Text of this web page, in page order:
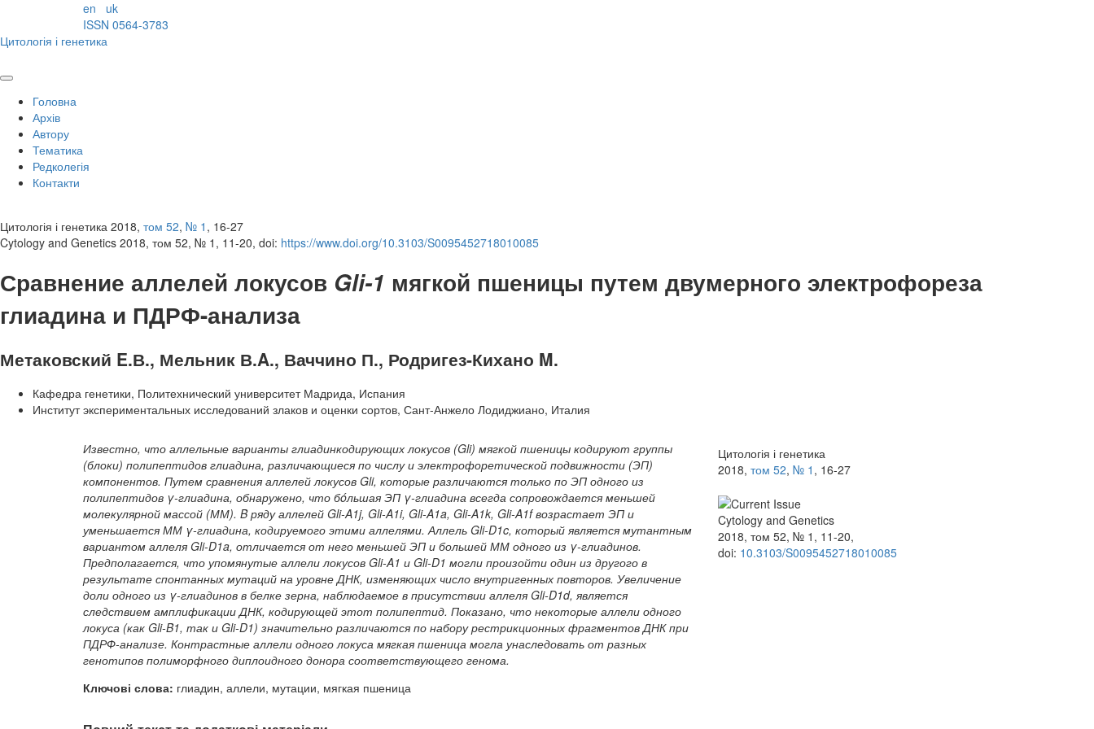
en
uk
ISSN 0564-3783
Цитологія і генетика
Головна
Архів
Автору
Тематика
Редколегія
Контакти
Цитологія і генетика 2018, том 52, № 1 , 16-27
Cytology and Genetics 2018, том 52, № 1, 11-20, doi: https://www.doi.org/10.3103/S0095452718010085
Сравнение аллелей локусов Gli-1 мягкой пшеницы путем двумерного электрофореза
глиадина и ПДРФ-анализа
Метаковский E.В., Мельник В.A., Ваччино П., Родригез-Кихано M.
Кафедра генетики, Политехнический университет Мадрида, Испания
Институт экспериментальных исследований злаков и оценки сортов, Сант-Анжело Лодиджиано, Италия
Известно, что аллельные варианты глиадинкодирующих локусов (Gli) мягкой пшеницы кодируют группы
(блоки) полипептидов глиадина, различающиеся по числу и электрофоретической подвижности (ЭП)
компонентов. Путем сравнения аллелей локусов Gli, которые различаются только по ЭП одного из
полипептидов γ-глиадина, обнаружено, что бóльшая ЭП γ-глиадина всегда сопровождается меньшей
молекулярной массой (ММ). B ряду аллелей Gli-A1j, Gli-A1i, Gli-A1a, Gli-A1k, Gli-A1f возрастает ЭП и
уменьшается ММ γ-глиадина, кодируемого этими аллелями. Аллель Gli-D1c, который является мутантным
вариантом аллеля Gli-D1a, отличается от него меньшей ЭП и большей ММ одного из γ-глиадинов.
Предполагается, что упомянутые аллели локусов Gli-A1 и Gli-D1 могли произойти один из другого в
результате спонтанных мутаций на уровне ДНК, изменяющих число внутригенных повторов. Увеличение
доли одного из γ-глиадинов в белке зерна, наблюдаемое в присутствии аллеля Gli-D1d, является
следствием амплификации ДНК, кодирующей этот полипептид. Показано, что некоторые аллели одного
локуса (как Gli-B1, так и Gli-D1) значительно различаются по набору рестрикционных фрагментов ДНК при
ПДРФ-анализе. Контрастные аллели одного локуса мягкая пшеница могла унаследовать от разных
генотипов полиморфного диплоидного донора соответствующего генома.
Ключові слова: глиадин, аллели, мутации, мягкая пшеница
Цитологія і генетика
2018, том 52, № 1 , 16-27
Cytology and Genetics
2018, том 52, № 1, 11-20,
doi: 10.3103/S0095452718010085